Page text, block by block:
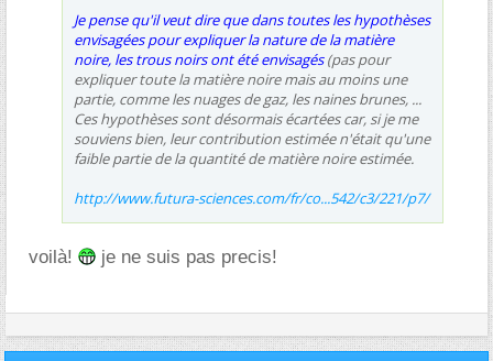
Je pense qu'il veut dire que dans toutes les hypothèses
envisagées pour expliquer la nature de la matière
noire, les trous noirs ont été envisagés(pas pour
expliquer toute la matière noire mais au moins une
partie, comme les nuages de gaz, les naines brunes, ...
Ces hypothèses sont désormais écartées car, si je me
souviens bien, leur contribution estimée n'était qu'une
faible partie de la quantité de matière noire estimée.
http://www.futura-sciences.com/fr/co...542/c3/221/p7/
voilà! je ne suis pas precis!